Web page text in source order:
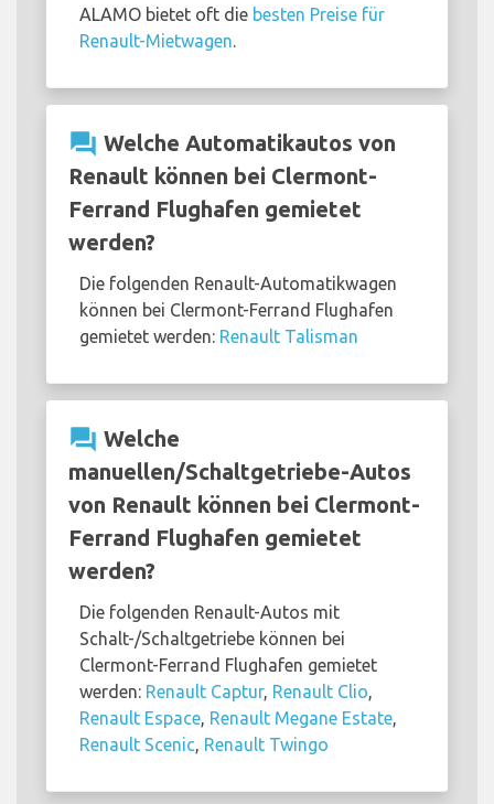
ALAMO bietet oft die besten Preise für
Renault-Mietwagen
question_answer Welche Automatikautos von
Renault können bei Clermont-
Ferrand Flughafen gemietet
werden?
Die folgenden Renault-Automatikwagen
können bei Clermont-Ferrand Flughafen
gemietet werden: Renault Talisman
question_answer Welche
manuellen/Schaltgetriebe-Autos
von Renault können bei Clermont-
Ferrand Flughafen gemietet
werden?
Die folgenden Renault-Autos mit
Schalt-/Schaltgetriebe können bei
Clermont-Ferrand Flughafen gemietet
werden: Renault Captur, Renault Clio
Renault Espace Renault Megane Estate
Renault Scenic Renault Twingo